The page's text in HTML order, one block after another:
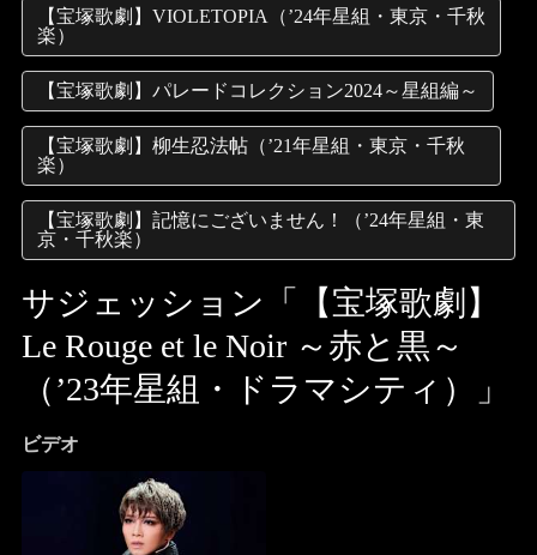
【宝塚歌劇】VIOLETOPIA（’24年星組・東京・千秋
楽）
【宝塚歌劇】パレードコレクション2024～星組編～
【宝塚歌劇】柳生忍法帖（’21年星組・東京・千秋
楽）
【宝塚歌劇】記憶にございません！（’24年星組・東
京・千秋楽）
サジェッション「【宝塚歌劇】
Le Rouge et le Noir ～赤と黒～
（’23年星組・ドラマシティ）」
ビデオ